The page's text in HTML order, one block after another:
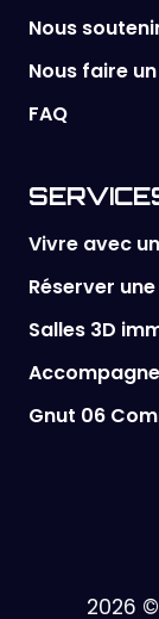
Nous
Nous faire
FAQ
Vivre avec
Réserver
Salles 3D
Gnut 06
2026